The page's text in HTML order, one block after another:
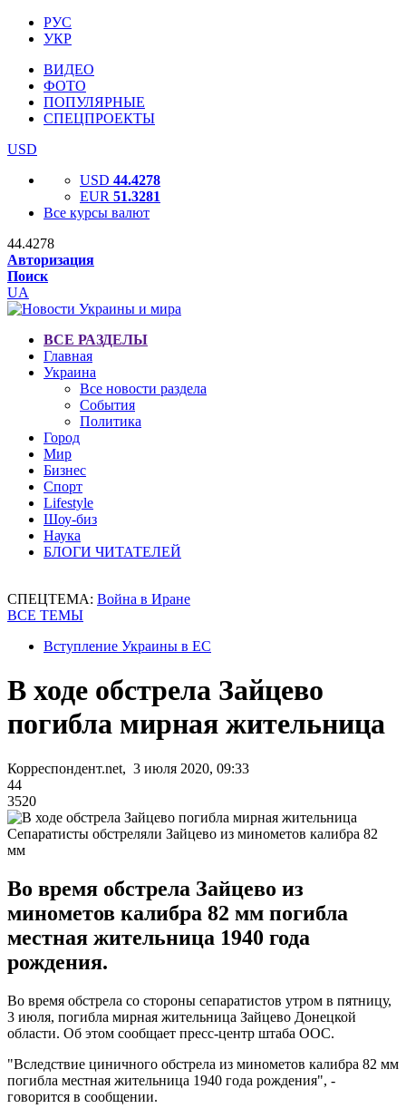
РУС
УКР
ВИДЕО
ФОТО
ПОПУЛЯРНЫЕ
СПЕЦПРОЕКТЫ
USD
USD 44.4278
EUR 51.3281
Все курсы валют
44.4278
Авторизация
Поиск
UA
ВСЕ РАЗДЕЛЫ
Главная
Украина
Все новости раздела
События
Политика
Город
Мир
Бизнес
Спорт
Lifestyle
Шоу-биз
Наука
БЛОГИ ЧИТАТЕЛЕЙ
СПЕЦТЕМА: Война в Иране
ВСЕ ТЕМЫ
Вступление Украины в ЕС
В ходе обстрела Зайцево
погибла мирная жительница
Корреспондент.net, 3 июля 2020, 09:33
44
3520
Сепаратисты обстреляли Зайцево из минометов калибра 82
мм
Во время обстрела Зайцево из
минометов калибра 82 мм погибла
местная жительница 1940 года
рождения.
Во время обстрела со стороны сепаратистов утром в пятницу,
3 июля, погибла мирная жительница Зайцево Донецкой
области. Об этом сообщает пресс-центр штаба ООС.
"Вследствие циничного обстрела из минометов калибра 82 мм
погибла местная жительница 1940 года рождения", -
говорится в сообщении.